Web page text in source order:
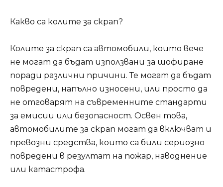
Какво са колите за скрап?
Колите за скрап са автомобили, които вече
не могат да бъдат използвани за шофиране
поради различни причини. Те могат да бъдат
повредени, напълно износени, или просто да
не отговарят на съвременните стандарти
за емисии или безопасност. Освен това,
автомобилите за скрап могат да включват и
превозни средства, които са били сериозно
повредени в резултат на пожар, наводнение
или катастрофа.